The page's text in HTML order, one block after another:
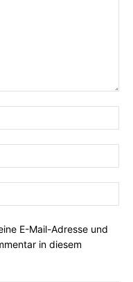
E-Mail-Adresse und
in diesem